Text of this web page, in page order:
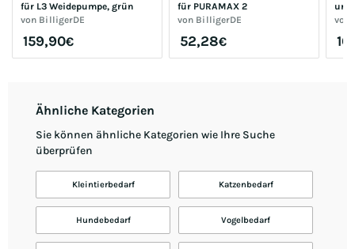
für L3 Weidepumpe, grün
von BilligerDE
159,90€
für PURAMAX 2
von BilligerDE
52,28€
von
Ähnliche Kategorien
Sie können ähnliche Kategorien wie Ihre Suche
überprüfen
Kleintierbedarf Katzenbedarf
Hundebedarf Vogelbedarf